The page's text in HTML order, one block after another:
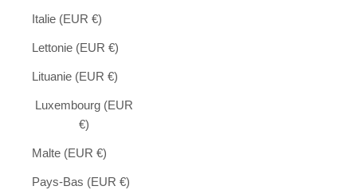
Italie (EUR €)
Lettonie (EUR €)
Lituanie (EUR €)
Luxembourg (EUR
€)
Malte (EUR €)
Pays-Bas (EUR €)